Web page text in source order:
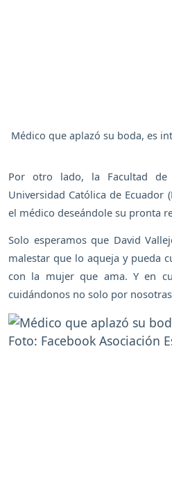
Médico que aplazó su boda, es
Por otro lado, la Facultad de
Universidad Católica de Ecuador
el médico deseándole su pronta
Solo esperamos que David
malestar que lo aqueja y pueda
con la mujer que ama. Y en
cuidándonos no solo por